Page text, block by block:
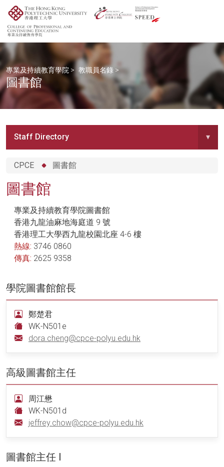
專業及持續教育學院 > 教職員名錄 >
圖書館
Staff Directory ▾
CPCE 圖書館
圖書館
專業及持續教育學院圖書館
香港九龍油麻地海庭道 9 號
香港理工大學西九龍校園北座 4-6 樓
熱線: 3746 0860
傳真: 2625 9358
學院圖書館館長
鄭楚君
WK-N501e
dora.cheng@cpce-polyu.edu.hk
高級圖書館主任
周江懋
WK-N501d
jeffrey.chow@cpce-polyu.edu.hk
圖書館主任 I